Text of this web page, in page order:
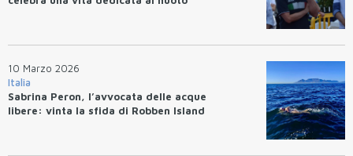
10 Marzo 2026
Italia
Sabrina Peron, l’avvocata delle acque
libere: vinta la sfida di Robben Island